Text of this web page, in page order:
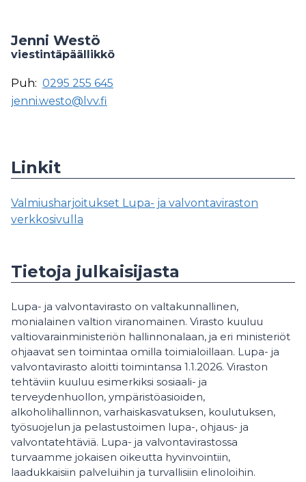
Jenni Westö
viestintäpäällikkö
Puh: 0295 255 645
jenni.westo@lvv.fi
Linkit
Valmiusharjoitukset Lupa- ja valvontaviraston
verkkosivulla
Tietoja julkaisijasta
Lupa- ja valvontavirasto on valtakunnallinen,
monialainen valtion viranomainen. Virasto kuuluu
valtiovarainministeriön hallinnonalaan, ja eri ministeriöt
ohjaavat sen toimintaa omilla toimialoillaan. Lupa- ja
valvontavirasto aloitti toimintansa 1.1.2026. Viraston
tehtäviin kuuluu esimerkiksi sosiaali- ja
terveydenhuollon, ympäristöasioiden,
alkoholihallinnon, varhaiskasvatuksen, koulutuksen,
työsuojelun ja pelastustoimen lupa-, ohjaus- ja
valvontatehtäviä. Lupa- ja valvontavirastossa
turvaamme jokaisen oikeutta hyvinvointiin,
laadukkaisiin palveluihin ja turvallisiin elinoloihin.